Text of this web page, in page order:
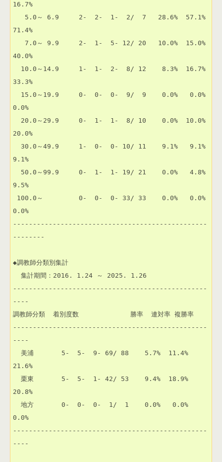
16.7%
71.4%
40.0%
33.3%
0.0%
20.0%
9.1%
9.5%
0.0%
-------------------------------------------------
--------
◆調教師分類別集計
-------------------------------------------------
----
調教師分類  着別度数             勝率  連対率 複勝率
-------------------------------------------------
----
21.6%
20.8%
0.0%
-------------------------------------------------
----